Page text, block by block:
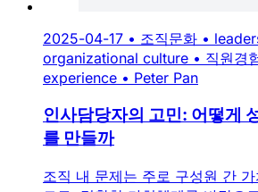
2025-04-17 • 조직문화 •
organizational culture • 직원경
experience • Peter Pan
인사담당자의 고민: 어떻게
를 만들까
조직 내 문제는 주로 구성원 간